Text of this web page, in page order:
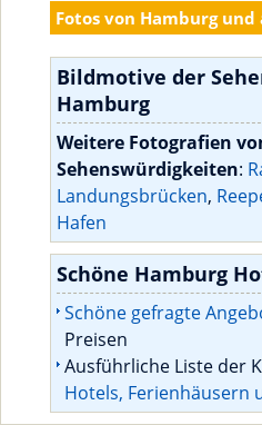
Fotos von Hamburg
Bildmotive der
Hamburg
Weitere Fotografien
Sehenswürdigkeiten:
Landungsbrücken,
Hafen
Schöne Hamburg
Schöne gefragte
Preisen
Ausführliche Liste der
Hotels, Ferienhäusern